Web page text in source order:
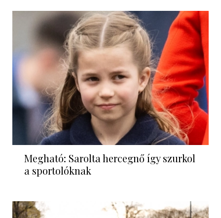
Megható: Sarolta hercegnő így szurkol
a sportolóknak